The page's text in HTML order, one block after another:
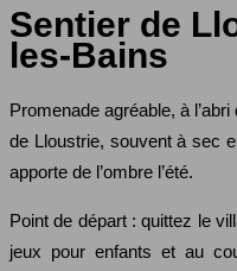
Sentier de
les-Bains
Promenade agréable, à
de Lloustrie, souvent à sec
apporte de l’ombre l’été.
Point de départ : quittez le
jeux pour enfants et au